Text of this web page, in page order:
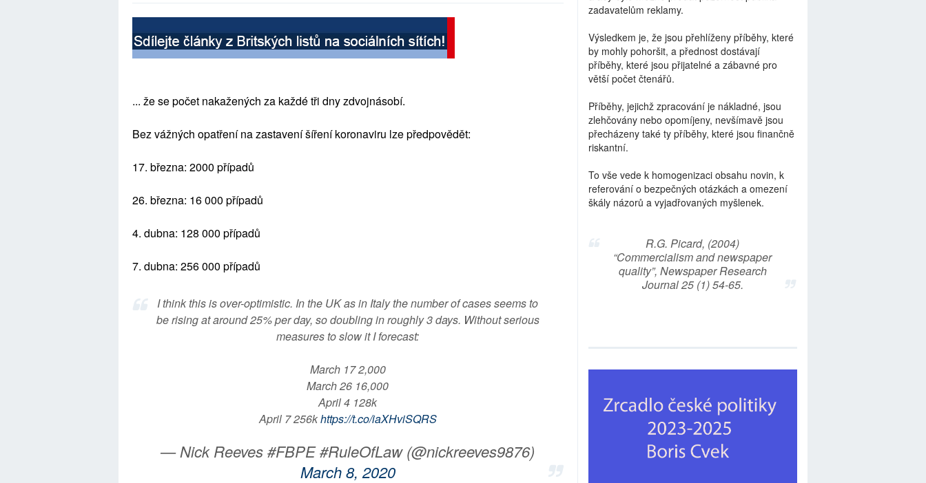
... že se počet nakažených za každé tři dny zdvojnásobí.
Bez vážných opatření na zastavení šíření koronaviru lze předpovědět:
17. března: 2000 případů
26. března: 16 000 případů
4. dubna: 128 000 případů
7. dubna: 256 000 případů
I think this is over-optimistic. In the UK as in Italy the number of cases seems to
be rising at around 25% per day, so doubling in roughly 3 days. Without serious
measures to slow it I forecast:
March 17 2,000
March 26 16,000
April 4 128k
April 7 256khttps://t.co/iaXHviSQRS
— Nick Reeves #FBPE #RuleOfLaw (@nickreeves9876)
March 8, 2020
zadavatelům reklamy.
Výsledkem je, že jsou přehlíženy příběhy, které
by mohly pohoršit, a přednost dostávají
příběhy, které jsou přijatelné a zábavné pro
větší počet čtenářů.
Příběhy, jejichž zpracování je nákladné, jsou
zlehčovány nebo opomíjeny, nevšímavě jsou
přecházeny také ty příběhy, které jsou finančně
riskantní.
To vše vede k homogenizaci obsahu novin, k
referování o bezpečných otázkách a omezení
škály názorů a vyjadřovaných myšlenek.
R.G. Picard, (2004)
“Commercialism and newspaper
quality”, Newspaper Research
Journal 25 (1) 54-65.